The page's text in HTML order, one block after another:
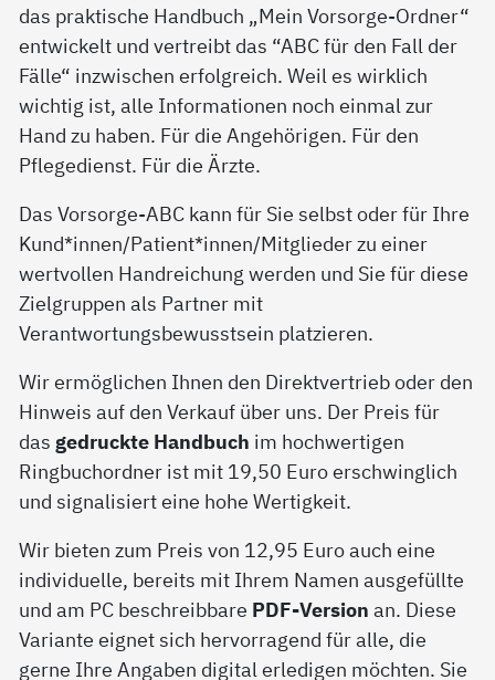
das praktische Handbuch „Mein Vorsorge-Ordner“
entwickelt und vertreibt das “ABC für den Fall der
Fälle“ inzwischen erfolgreich. Weil es wirklich
wichtig ist, alle Informationen noch einmal zur
Hand zu haben. Für die Angehörigen. Für den
Pflegedienst. Für die Ärzte.
Das Vorsorge-ABC kann für Sie selbst oder für Ihre
Kund*innen/Patient*innen/Mitglieder zu einer
wertvollen Handreichung werden und Sie für diese
Zielgruppen als Partner mit
Verantwortungsbewusstsein platzieren.
Wir ermöglichen Ihnen den Direktvertrieb oder den
Hinweis auf den Verkauf über uns. Der Preis für
das gedruckte Handbuch im hochwertigen
Ringbuchordner ist mit 19,50 Euro erschwinglich
und signalisiert eine hohe Wertigkeit.
Wir bieten zum Preis von 12,95 Euro auch eine
individuelle, bereits mit Ihrem Namen ausgefüllte
und am PC beschreibbare PDF-Version an. Diese
Variante eignet sich hervorragend für alle, die
gerne Ihre Angaben digital erledigen möchten. Sie